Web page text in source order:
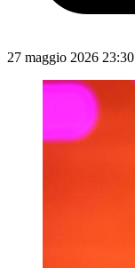
27 maggio 2026 23:30